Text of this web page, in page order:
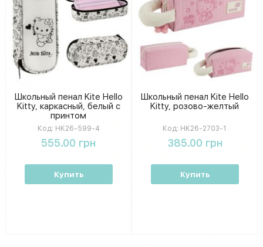
Школьный пенал Kite Hello
Kitty, каркасный, белый с
принтом
Код: HK26-599-4
555.00 грн
Купить
Школьный пенал Kite Hello
Kitty, розово-желтый
Код: HK26-2703-1
385.00 грн
Купить